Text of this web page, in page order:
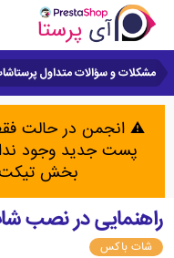
مشکلات و سؤالات متداول پرستاشاپ
⚠️ انجمن در حالت
پست جدید وجود
بخش تیکت
راهنمایی در نصب
شات باکس